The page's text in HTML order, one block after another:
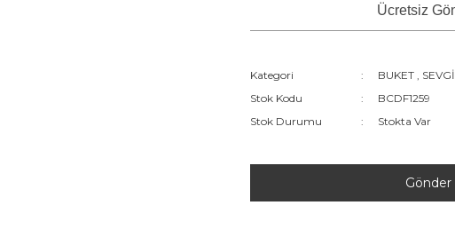
Ücretsiz
Kategori BUKET ,
Stok Kodu
BCDF1259
Stok Durumu
Stokta Var
Gönder